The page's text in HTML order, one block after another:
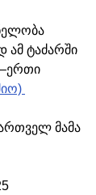
ამ ტაძარში
მამა